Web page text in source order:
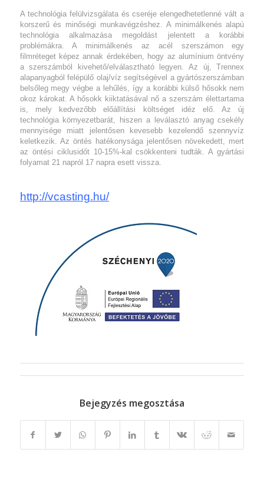
A technológia felülvizsgálata és cseréje elengedhetetlennévált a
korszerű és minőségi munkavégzéshez. A minimálkenés alapú
technológia alkalmazása megoldást jelentetta korábbi
problémákra. A minimálkenés az acél szerszámonegy
filmréteget képez annak érdekében, hogy az alumíniumöntvény
a szerszámból kivehető/elválasztható legyen.Az új, Trennex
alapanyagból felépülő olaj/víz segítségével a gyártószerszámban
belsőleg megy végbe a lehűlés, így a korábbi külső hősokk nem
okoz károkat. A hősokk kiiktatásával nő a szerszám élettartama
is, mely kedvezőbb előállítási költséget idéz elő. Az új
technológia környezetbarát, hiszen a leválasztó anyag csekély
mennyisége miatt jelentősen kevesebb kezelendőszennyvíz
keletkezik. Az öntés hatékonysága jelentősen növekedett, mert
az öntési ciklusidőt 10-15%-kal csökkenteni tudták. A gyártási
folyamat 21 napról 17 napra esett vissza.
http://vcasting.hu/
Bejegyzés megosztása